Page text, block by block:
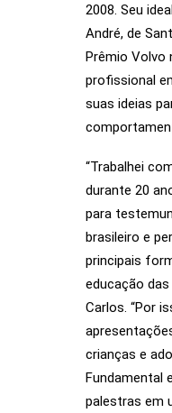
2008. Seu
André, de
Prêmio Volvo
profissional
suas ideias
“Trabalhei
durante 20
para
brasileiro e
principais
educação
Carlos. “Por
crianças e
Fundamental
palestras em